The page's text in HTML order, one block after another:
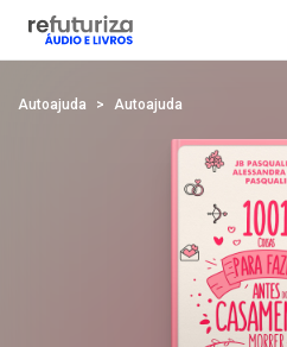
Autoajuda Autoajuda